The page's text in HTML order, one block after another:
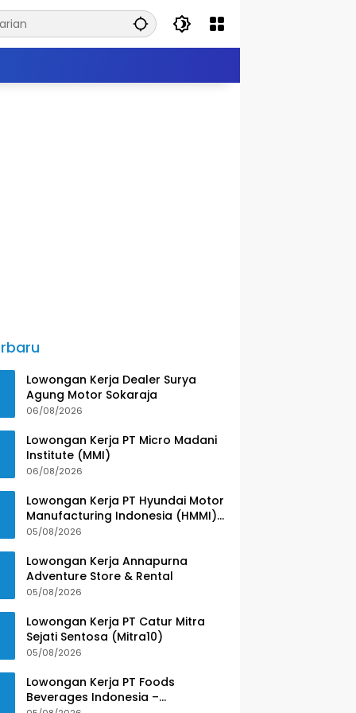
Lowongan Kerja Dealer Surya
Agung Motor Sokaraja
06/08/2026
Lowongan Kerja PT Micro Madani
Institute (MMI)
06/08/2026
Lowongan Kerja PT Hyundai Motor
Manufacturing Indonesia (HMMI)
– Lulusan SMK
05/08/2026
Lowongan Kerja Annapurna
Adventure Store & Rental
05/08/2026
Lowongan Kerja PT Catur Mitra
Sejati Sentosa (Mitra10)
05/08/2026
Lowongan Kerja PT Foods
Beverages Indonesia –